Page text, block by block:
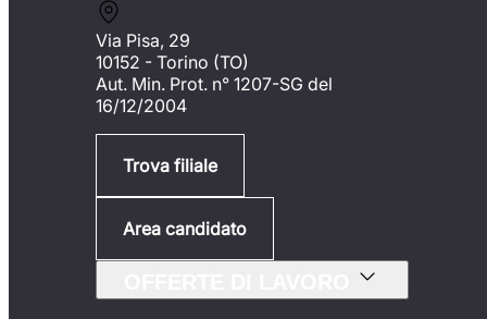
Via Pisa, 29
10152 - Torino (TO)
Aut. Min. Prot. n° 1207-SG del
16/12/2004
Trova filiale
Area candidato